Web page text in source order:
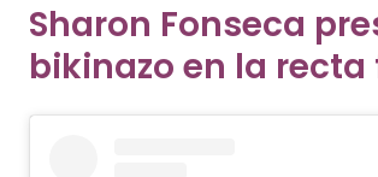
Sharon Fonseca
bikinazo en la recta